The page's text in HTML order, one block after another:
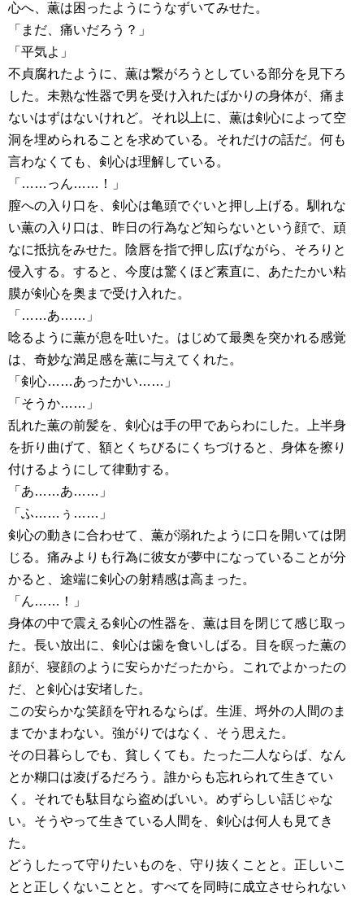
心へ、薫は困ったようにうなずいてみせた。
「まだ、痛いだろう？」
「平気よ」
不貞腐れたように、薫は繋がろうとしている部分を見下ろ
した。未熟な性器で男を受け入れたばかりの身体が、痛ま
ないはずはないけれど。それ以上に、薫は剣心によって空
洞を埋められることを求めている。それだけの話だ。何も
言わなくても、剣心は理解している。
「……っん……！」
膣への入り口を、剣心は亀頭でぐいと押し上げる。馴れな
い薫の入り口は、昨日の行為など知らないという顔で、頑
なに抵抗をみせた。陰唇を指で押し広げながら、そろりと
侵入する。すると、今度は驚くほど素直に、あたたかい粘
膜が剣心を奥まで受け入れた。
「……あ……」
唸るように薫が息を吐いた。はじめて最奥を突かれる感覚
は、奇妙な満足感を薫に与えてくれた。
「剣心……あったかい……」
「そうか……」
乱れた薫の前髪を、剣心は手の甲であらわにした。上半身
を折り曲げて、額とくちびるにくちづけると、身体を擦り
付けるようにして律動する。
「あ……あ……」
「ふ……ぅ……」
剣心の動きに合わせて、薫が溺れたように口を開いては閉
じる。痛みよりも行為に彼女が夢中になっていることが分
かると、途端に剣心の射精感は高まった。
「ん……！」
身体の中で震える剣心の性器を、薫は目を閉じて感じ取っ
た。長い放出に、剣心は歯を食いしばる。目を瞑った薫の
顔が、寝顔のように安らかだったから。これでよかったの
だ、と剣心は安堵した。
この安らかな笑顔を守れるならば。生涯、埒外の人間のま
までかまわない。強がりではなく、そう思えた。
その日暮らしでも、貧しくても。たった二人ならば、なん
とか糊口は凌げるだろう。誰からも忘れられて生きてい
く。それでも駄目なら盗めばいい。めずらしい話じゃな
い。そうやって生きている人間を、剣心は何人も見てき
た。
どうしたって守りたいものを、守り抜くことと。正しいこ
とと正しくないことと。すべてを同時に成立させられない